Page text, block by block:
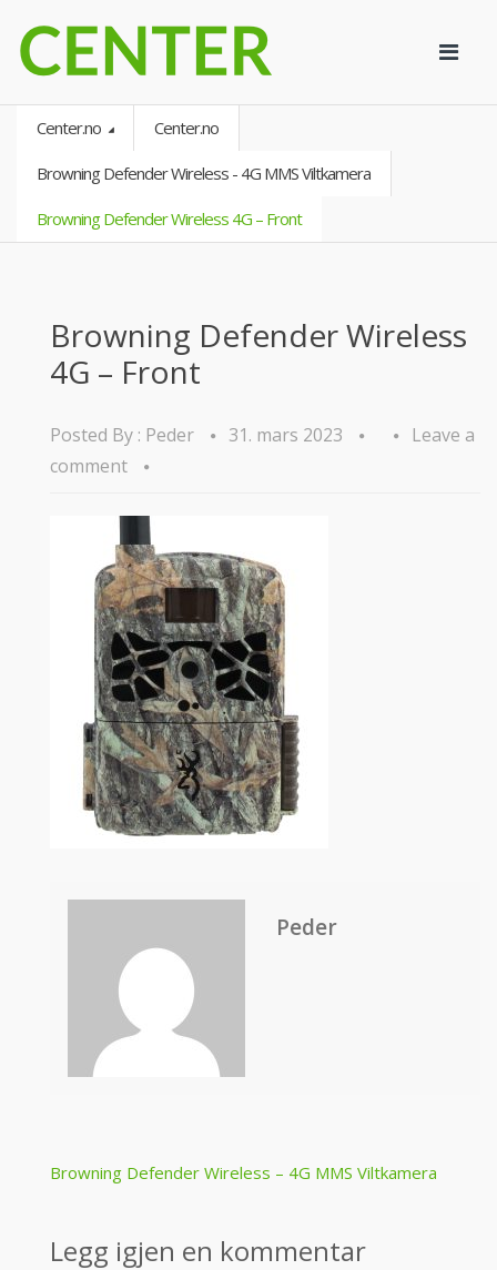
Center.no Center.no
Browning Defender Wireless - 4G MMS Viltkamera
Browning Defender Wireless 4G – Front
Browning Defender Wireless
4G – Front
Posted By : Peder 31. mars 2023
Leave a
comment
Peder
Post
Browning Defender Wireless – 4G MMS Viltkamera
Legg igjen en kommentar